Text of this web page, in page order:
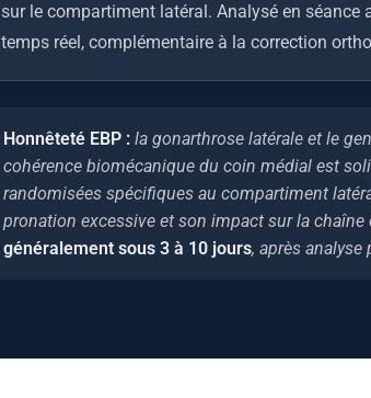
sur le compartiment latéral. Analysé en séance
temps réel, complémentaire à la correction
Honnêteté EBP : la gonarthrose latérale et le
cohérence biomécanique du coin médial est
randomisées spécifiques au compartiment
pronation excessive et son impact sur la
généralement sous 3 à 10 jours, après